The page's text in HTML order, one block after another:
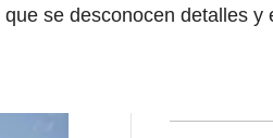
se desconocen detalles y